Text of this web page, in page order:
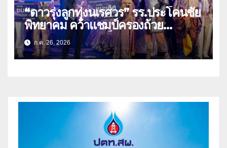
“ดาวรุ่งลูกทุ่งนเรศวร” รร.ประโคนชัย
พิทยาคม คว้าแชมป์ครองถ้วย
พระราชทาน สมเด็จพระกนิษฐาธิราช
เจ้า กรมสมเด็จพระเทพรัตนราชสุดา
ฯ สยามบรมราชกุมารี
ก.ค. 26, 2026